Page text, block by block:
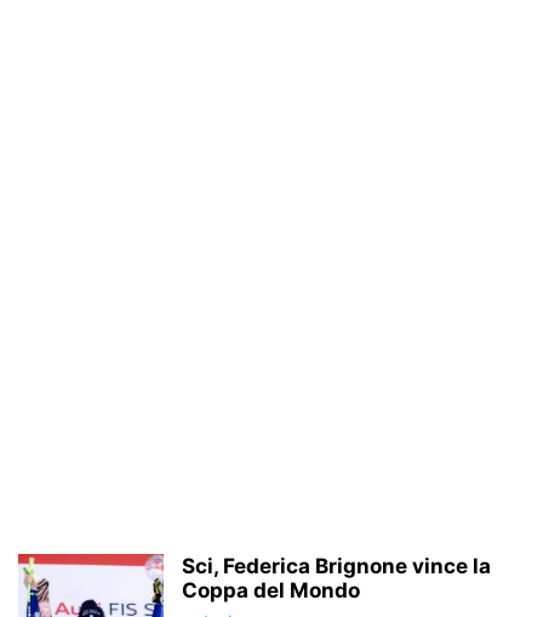
Sci, Federica Brignone vince la
Coppa del Mondo